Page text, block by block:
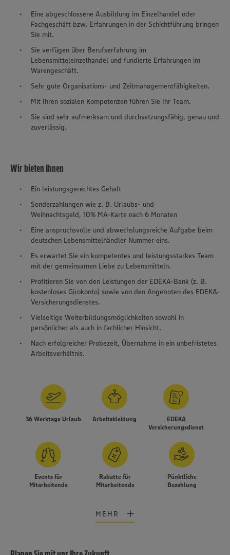
Eine abgeschlossene Ausbildung im Einzelhandel oder
Fachgeschäft bzw. Erfahrungen in der Schichtführung bringen
Sie mit.
Sie verfügen über Berufserfahrung im
Lebensmitteleinzelhandel und fundierte Erfahrungen im
Warengeschäft.
Sehr gute Organisations- und Zeitmanagementfähigkeiten.
Mit Ihren sozialen Kompetenzen führen Sie Ihr Team.
Sie sind sehr aufmerksam und durchsetzungsfähig, genau und
zuverlässig.
Wir bieten Ihnen
Ein leistungsgerechtes Gehalt
Sonderzahlungen wie z. B. Urlaubs- und
Weihnachtsgeld, 10% MA-Karte nach 6 Monaten
Eine anspruchsvolle und abwechslungsreiche Aufgabe beim
deutschen Lebensmittelhändler Nummer eins.
Es erwartet Sie ein kompetentes und leistungsstarkes Team
mit der gemeinsamen Liebe zu Lebensmitteln.
Profitieren Sie von den Leistungen der EDEKA-Bank (z. B.
kostenloses Girokonto) sowie von den Angeboten des EDEKA-
Versicherungsdienstes.
Vielseitige Weiterbildungsmöglichkeiten sowohl in
persönlicher als auch in fachlicher Hinsicht.
Nach erfolgreicher Probezeit, Übernahme in ein unbefristetes
Arbeitsverhältnis.
36 Werktage Urlaub Arbeitskleidung
EDEKA
Versicherungsdienst
Events für
Mitarbeitende
Rabatte für
Mitarbeitende
Pünktliche
Bezahlung
MEHR